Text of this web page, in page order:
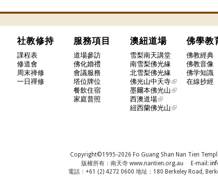
社教修持 服務項目 澳紐道場 佛學
課程表 道場參訪 雪梨南天講堂
佛教經典
修道會
佛化婚禮 南雪梨佛光緣
佛教音像
周末禅修
會議服務 北雪梨佛光緣
佛学知識
一日禪修
塔位牌位 佛光山中天寺
在線抄經
餐飲住宿
墨爾本佛光山
家庭普照
西澳道場
紐西蘭佛光山
Copyright©1995-2026 Fo Guang Shan Nan Tien
版權所有：南天寺 www.nantien.org.au E-mail:
電話：+61 (2) 4272 0600 地址：180 Berkeley Road,